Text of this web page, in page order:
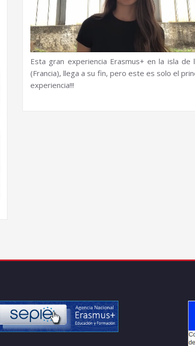
Esta gran experiencia Erasmus+ en la isla de
(Francia), llega a su fin, pero este es solo el
experiencia!!!